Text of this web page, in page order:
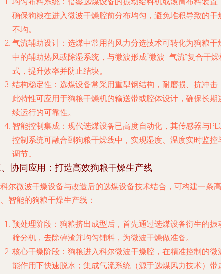
确保狗粮在进入微波干燥腔前分布均匀，避免堆积导致的干
不均。
气流辅助设计 ：选煤中常用的风力分选技术可转化为狗粮干
中的辅助热风或除湿系统，与微波形成“微波+气流”复合干燥
式，提升效率并防止结块。
结构稳定性 ：选煤设备常采用重型钢结构，耐磨损、抗冲击
此特性可应用于狗粮干燥机的输送带或腔体设计，确保长期
续运行的可靠性。
智能控制集成 ：现代选煤设备已高度自动化，其传感器与
控制系统可融合到狗粮干燥线中，实现湿度、温度实时监控
调节。
协同应用：打造高效狗粮干燥生产线
尔微波干燥设备与改造后的选煤设备技术结合，可构建一条高
智能的狗粮干燥生产线：
预处理阶段 ：狗粮挤出成型后，首先通过选煤设备衍生的振
筛分机，去除碎渣并均匀铺料，为微波干燥做准备。
核心干燥阶段 ：狗粮进入科尔微波干燥腔，在精准控制的微
能作用下快速脱水；集成气流系统（源于选煤风力技术）带